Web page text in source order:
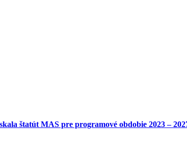
štatút MAS pre programové obdobie 2023 –